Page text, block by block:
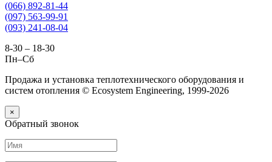
(066) 892-81-44
(097) 563-99-91
(093) 241-08-04
8-30 – 18-30
Пн–Сб
Продажа и установка теплотехнического оборудования и
систем отопления © Ecosystem Engineering, 1999-2026
×
Обратный звонок